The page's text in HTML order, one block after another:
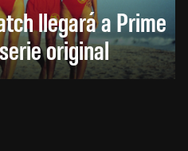
llegará a Prime
original